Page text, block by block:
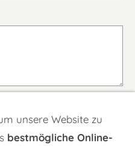
meiner Daten
zu.
unsere Website zu
bestmögliche Online-